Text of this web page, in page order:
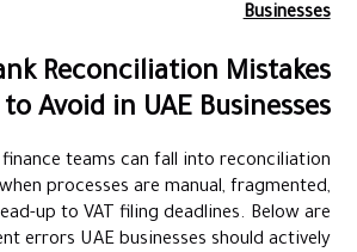
Businesses
Reconciliation Mistakes
to Avoid in UAE Businesses
finance teams can fall into reconciliation
processes are manual, fragmented,
up to VAT filing deadlines. Below are
errors UAE businesses should actively